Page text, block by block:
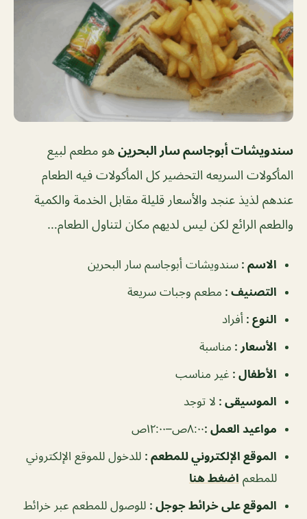
سندويشات أبوجاسم سار البحرين هو مطعم لبيع
المأكولات السريعه التحضير كل المأكولات فيه الطعام
عندهم لذيذ عنجد والأسعار قليلة مقابل الخدمة والكمية
والطعم الرائع لكن ليس لديهم مكان لتناول الطعام…
الاسم : سندويشات أبوجاسم سار البحرين
التصنيف : مطعم وجبات سريعة
النوع : أفراد
الأسعار : مناسبة
الأطفال : غير مناسب
الموسيقى : لا توجد
مواعيد العمل :٨:٠٠ص–١٢:٠٠ص
الموقع الإلكتروني للمطعم : للدخول للموقع الإلكتروني
للمطعم اضغط هنا
الموقع على خرائط جوجل : للوصول للمطعم عبر خرائط